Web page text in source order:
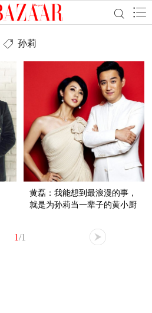
孙莉
黄磊：我能想到最浪漫的事，
就是为孙莉当一辈子的黄小厨
1/1